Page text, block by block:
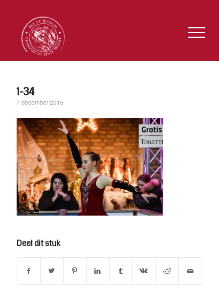
1-34
7 december 2015
Deel dit stuk